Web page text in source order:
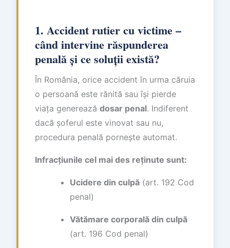
1. Accident rutier cu victime –
când intervine răspunderea
penală și ce soluții există?
În România, orice accident în urma căruia
o persoană este rănită sau își pierde
viața generează dosar penal. Indiferent
dacă șoferul este vinovat sau nu,
procedura penală pornește automat.
Infracțiunile cel mai des reținute sunt:
Ucidere din culpă (art. 192 Cod
penal)
Vătămare corporală din culpă
(art. 196 Cod penal)